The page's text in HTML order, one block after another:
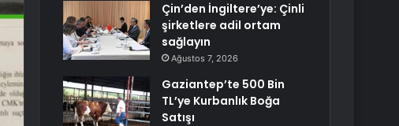
Çin’den İngiltere’ye: Çinli
şirketlere adil ortam
sağlayın
Ağustos 7, 2026
Gaziantep’te 500 Bin
TL’ye Kurbanlık Boğa
Satışı